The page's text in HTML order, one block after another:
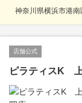
神奈川県横浜市港
店舗公式
ピラティスK